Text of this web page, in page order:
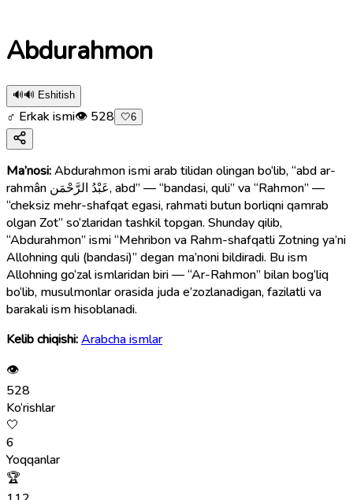
Abdurahmon
🔊🔊 Eshitish
♂ Erkak ismi👁 528 🤍6
Ma’nosi:Abdurahmon ismi arab tilidan olingan bo‘lib, “abd ar-
rahmân عَبْدُ الرَّحْمَن, abd” — “bandasi, quli” va “Rahmon” —
“cheksiz mehr-shafqat egasi, rahmati butun borliqni qamrab
olgan Zot” so‘zlaridan tashkil topgan. Shunday qilib,
“Abdurahmon” ismi “Mehribon va Rahm-shafqatli Zotning ya’ni
Allohning quli (bandasi)” degan ma’noni bildiradi. Bu ism
Allohning go‘zal ismlaridan biri — “Ar-Rahmon” bilan bog‘liq
bo‘lib, musulmonlar orasida juda e’zozlanadigan, fazilatli va
barakali ism hisoblanadi.
Kelib chiqishi:Arabcha ismlar
👁
528
Ko‘rishlar
🤍
6
Yoqqanlar
🏆